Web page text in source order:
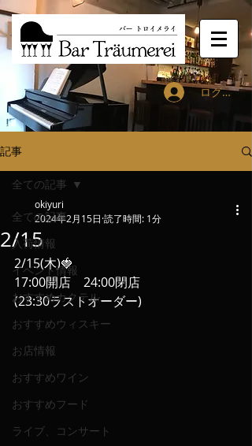
ログイン
記事
全ての記事
入荷情報
イベント情報
おすすめカクテル
おすすめウィスキー
お店情報
おすすめワイン
おすすめフード
ライブ、コンサート
全ての記事
2/15
okiyuri
2024年2月15日 読了時間: 1分
2/15(木)🍓
17:00開店　24:00閉店
(23:30ラストオーダー)